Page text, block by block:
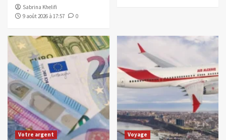
Sabrina Khelifi
9 août 2026 à 17:57
0
Votre argent Voyage